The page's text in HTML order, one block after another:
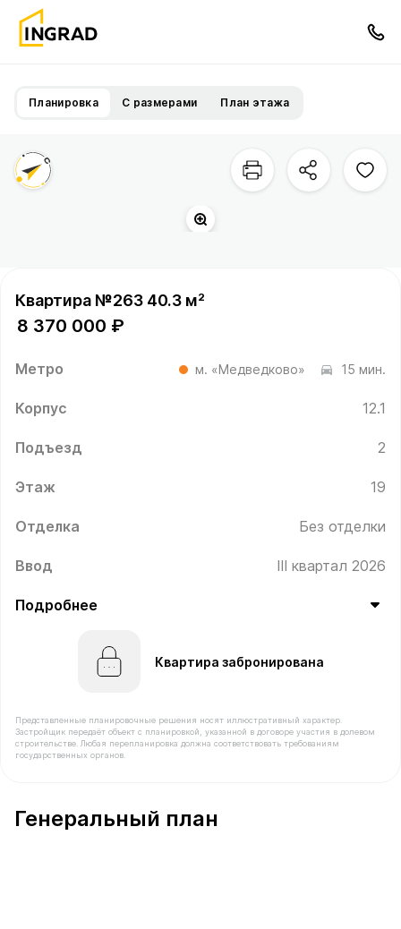
Планировка С размерами План этажа
Квартира №263 40.3 м²
8 370 000 ₽
Метро м. «Медведково» 15 мин.
Корпус 12.1
Подъезд 2
Этаж 19
Отделка Без отделки
Ввод III квартал 2026
Подробнее
Квартира забронирована
Представленные планировочные решения носят иллюстративный характер.
Застройщик передаёт объект с планировкой, указанной в договоре участия в долевом
строительстве. Любая перепланировка должна соответствовать требованиям
государственных органов.
Генеральный план